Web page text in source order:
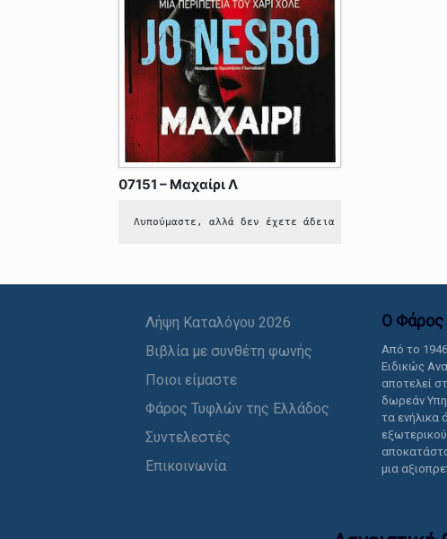
07151 – Μαχαίρι Λ
Λυπούμαστε, αλλά δεν έχετε άδεια να δείτε αυτό το
Λήψη Καταλόγου 2026
Βιβλία με συνθέτη φωνής
Ποιοι είμαστε
Φάρος Τυφλών της Ελλάδος
Συντελεστές
Επικοινωνία
Ο Φάρος
Από το
Ειδικώς
αποτελεί
δωρεάν
τα ενήλικα
μια